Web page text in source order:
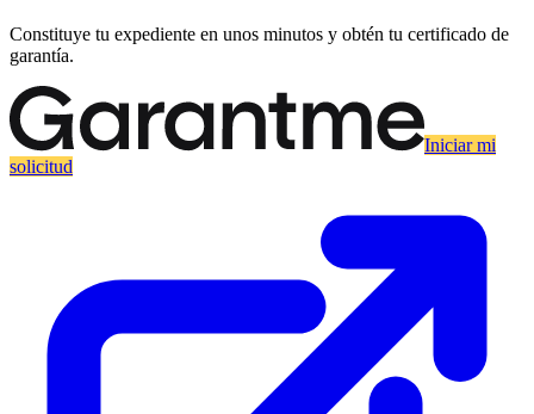
Constituye tu expediente en unos minutos y obtén tu certificado de
garantía.
Iniciar mi
solicitud